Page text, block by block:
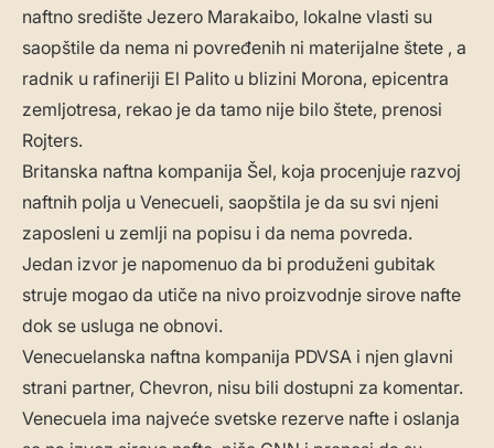
naftno središte Jezero Marakaibo, lokalne vlasti su
saopštile da nema ni povređenih ni materijalne štete , a
radnik u rafineriji El Palito u blizini Morona, epicentra
zemljotresa, rekao je da tamo nije bilo štete, prenosi
Rojters.
Britanska naftna kompanija Šel, koja procenjuje razvoj
naftnih polja u Venecueli, saopštila je da su svi njeni
zaposleni u zemlji na popisu i da nema povreda.
Jedan izvor je napomenuo da bi produženi gubitak
struje mogao da utiče na nivo proizvodnje sirove nafte
dok se usluga ne obnovi.
Venecuelanska naftna kompanija PDVSA i njen glavni
strani partner, Chevron, nisu bili dostupni za komentar.
Venecuela ima najveće svetske rezerve nafte i oslanja